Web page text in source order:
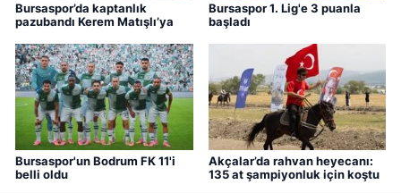
Bursaspor’da kaptanlık
pazubandı Kerem Matışlı’ya
Bursaspor 1. Lig'e 3 puanla
başladı
Bursaspor'un Bodrum FK 11'i
belli oldu
Akçalar’da rahvan heyecanı:
135 at şampiyonluk için koştu